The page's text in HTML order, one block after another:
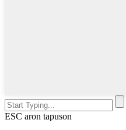
ESC aron tapuson